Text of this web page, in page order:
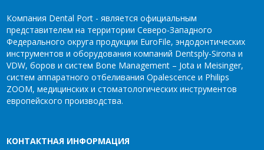
Компания Dental Port - является официальным
представителем на территории Северо-Западного
Федерального округа продукции EuroFile, эндодонтических
инструментов и оборудования компаний Dentsply-Sirona и
VDW, боров и систем Bone Management – Jota и Meisinger,
систем аппаратного отбеливания Opalescence и Philips
ZOOM, медицинских и стоматологических инструментов
европейского производства.
КОНТАКТНАЯ ИНФОРМАЦИЯ